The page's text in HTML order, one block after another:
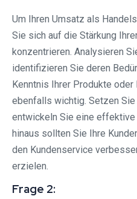
Um Ihren Umsatz als
Sie sich auf die Stärkung
konzentrieren. Analysieren
identifizieren Sie deren
Kenntnis Ihrer Produkte
ebenfalls wichtig. Setzen
entwickeln Sie eine
hinaus sollten Sie Ihre
den Kundenservice
erzielen.
Frage 2: